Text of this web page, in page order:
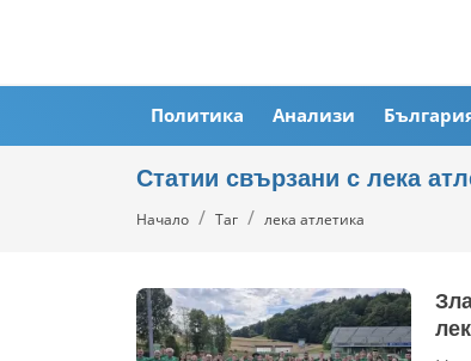
Политика Анализи
Статии свързани с лека
Начало Таг лека атлетика